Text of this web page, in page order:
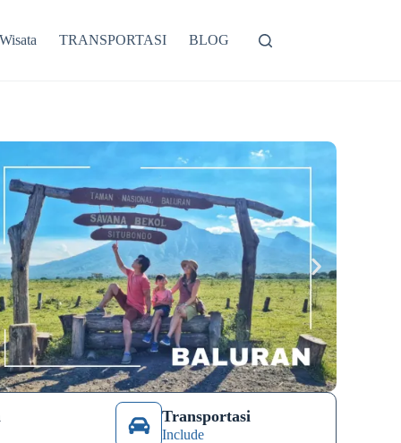
TRANSPORTASI BLOG
Transportasi
Include